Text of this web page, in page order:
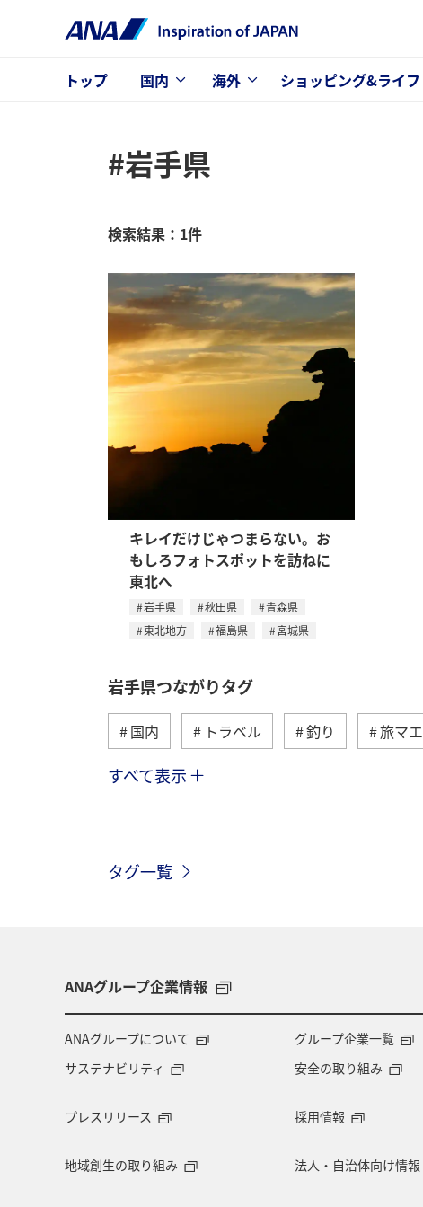
トップ 国内 海外 ショッピング&ライフ
#岩手県
検索結果：1件
キレイだけじゃつまらない。お
もしろフォトスポットを訪ねに
東北へ
岩手県 秋田県
青森県
東北地方
福島県 宮城県
岩手県つながりタグ
国内 トラベル 釣り 旅マエ
春 川
アユ
すべて表示
タグ一覧
ANAグループ企業情報
ANAグループについて グループ企業一覧
サステナビリティ
安全の取り組み
プレスリリース
採用情報
地域創生の取り組み 法人・自治体向け情報